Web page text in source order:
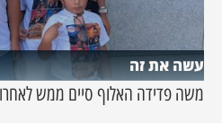
עשה את זה
משה פדידה האלוף סיים ממש